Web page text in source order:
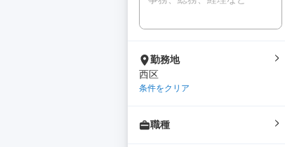
勤務地
西区
条件をクリア
職種